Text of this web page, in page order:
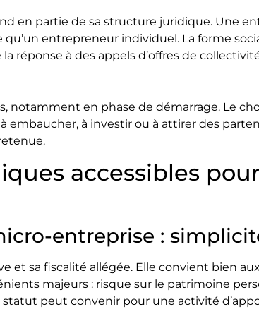
en partie de sa structure juridique. Une
entrepreneur individuel. La forme
réponse à des appels d’offres de
notamment en phase de démarrage. Le
embaucher, à investir ou à attirer des
accessibles
entreprise :
et sa fiscalité allégée. Elle convient bien
majeurs : risque sur le patrimoine
statut peut convenir pour une activité